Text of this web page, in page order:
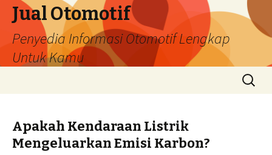
Jual Otomotif
Penyedia Informasi Otomotif Lengkap
Untuk Kamu
Search
for:
Apakah Kendaraan Listrik
Mengeluarkan Emisi Karbon?